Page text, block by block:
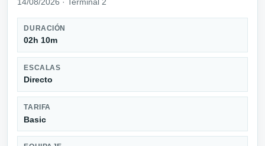
DURACIÓN
02h 10m
ESCALAS
Directo
TARIFA
Basic